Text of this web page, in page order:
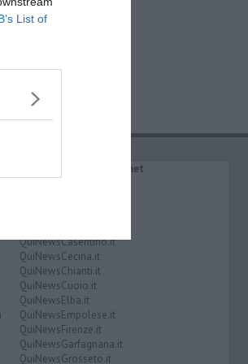
List of
IL NETWORK QuiNews.net
QuiNewsCasentino.it
QuiNewsCecina.it
QuiNewsChianti.it
QuiNewsCuoio.it
QuiNewsElba.it
QuiNewsEmpolese.it
QuiNewsFirenze.it
QuiNewsGarfagnana.it
QuiNewsGrosseto.it